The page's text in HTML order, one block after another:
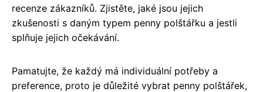
recenze zákazníků. Zjistěte, jaké jsou jejich
zkušenosti s daným typem penny polštářku a jestli
splňuje jejich očekávání.
Pamatujte, že každý má individuální potřeby a
preference, proto je důležité vybrat penny polštářek,